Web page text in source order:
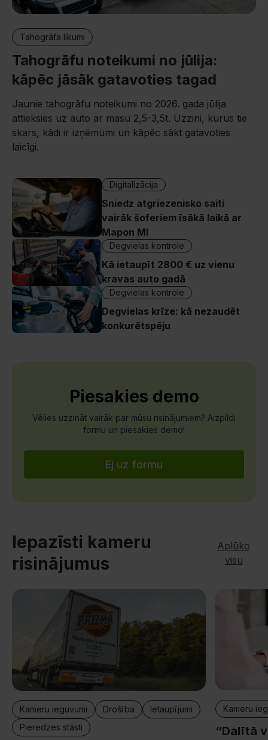
Tahogrāfa likumi
Tahogrāfu noteikumi no jūlija:
kāpēc jāsāk gatavoties tagad
Jaunie tahogrāfu noteikumi no 2026. gada jūlija
attieksies uz auto ar masu 2,5-3,5t. Uzzini, kurus tie
skars, kādi ir izņēmumi un kāpēc sākt gatavoties
laicīgi.
Digitalizācija
Sniedz atgriezenisko saiti
vairāk šoferiem īsākā laikā ar
Mapon MI
Degvielas kontrole
Kā ietaupīt 2800 € uz vienu
kravas auto gadā
Degvielas kontrole
Degvielas krīze: kā nezaudēt
konkurētspēju
Piesakies demo
Vēlies uzzināt vairāk par mūsu risinājumiem? Aizpildi
formu un piesakies demo!
Ej uz formu
Iepazīsti kameru
risinājumus
Aplūko
visu
Kameru ieguvumi Drošība
Ietaupījumi
Pieredzes stāsti
Kameru
“Dalītā